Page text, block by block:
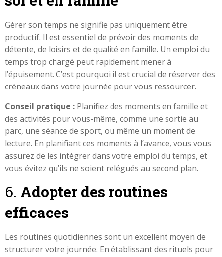
Gérer son temps ne signifie pas uniquement être
productif. Il est essentiel de prévoir des moments de
détente, de loisirs et de qualité en famille. Un emploi du
temps trop chargé peut rapidement mener à
l’épuisement. C’est pourquoi il est crucial de réserver des
créneaux dans votre journée pour vous ressourcer.
Conseil pratique : Planifiez des moments en famille et
des activités pour vous-même, comme une sortie au
parc, une séance de sport, ou même un moment de
lecture. En planifiant ces moments à l’avance, vous vous
assurez de les intégrer dans votre emploi du temps, et
vous évitez qu’ils ne soient relégués au second plan.
6. Adopter des routines
efficaces
Les routines quotidiennes sont un excellent moyen de
structurer votre journée. En établissant des rituels pour